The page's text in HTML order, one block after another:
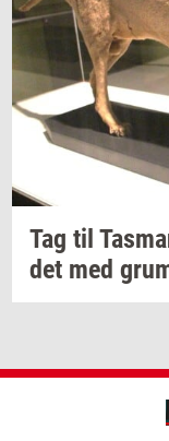
Tag til
det med